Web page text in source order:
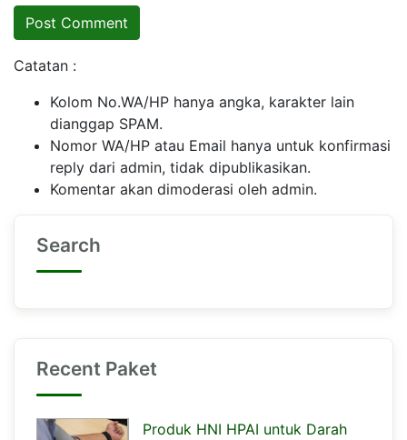
Catatan :
Kolom No.WA/HP hanya angka, karakter lain
dianggap SPAM.
Nomor WA/HP atau Email hanya untuk konfirmasi
reply dari admin, tidak dipublikasikan.
Komentar akan dimoderasi oleh admin.
Search
Recent Paket
Produk HNI HPAI untuk Darah